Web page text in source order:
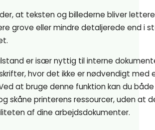
at teksten og billederne bliver
grove eller mindre detaljerede end i
er især nyttig til interne
hvor det ikke er nødvendigt med
at bruge denne funktion kan du
skåne printerens ressourcer, uden at
af dine arbejdsdokumenter.